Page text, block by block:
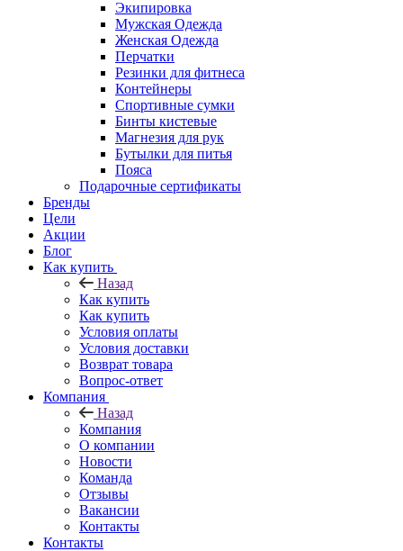
Экипировка
Мужская Одежда
Женская Одежда
Перчатки
Резинки для фитнеса
Контейнеры
Спортивные сумки
Бинты кистевые
Магнезия для рук
Бутылки для питья
Пояса
Подарочные сертификаты
Бренды
Цели
Акции
Блог
Как купить
Назад
Как купить
Как купить
Условия оплаты
Условия доставки
Возврат товара
Вопрос-ответ
Компания
Назад
Компания
О компании
Новости
Команда
Отзывы
Вакансии
Контакты
Контакты